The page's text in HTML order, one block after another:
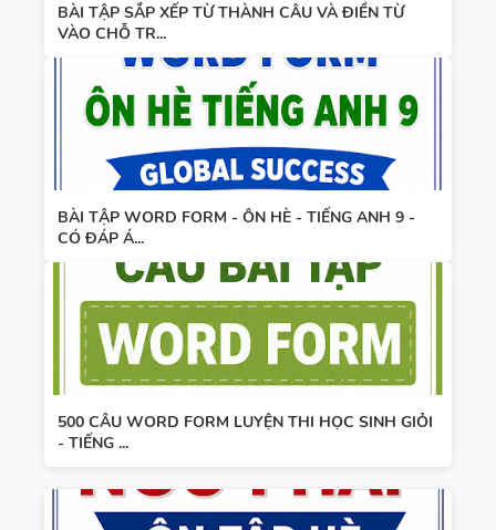
BÀI TẬP SẮP XẾP TỪ THÀNH CÂU VÀ ĐIỀN TỪ
VÀO CHỖ TR...
BÀI TẬP WORD FORM - ÔN HÈ - TIẾNG ANH 9 -
CÓ ĐÁP Á...
500 CÂU WORD FORM LUYỆN THI HỌC SINH GIỎI
- TIẾNG ...